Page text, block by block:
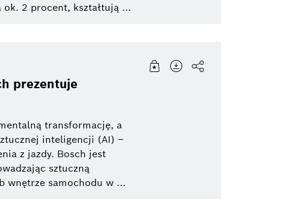
ok. 2 procent, kształtują ...
prezentuje
transformację, a
inteligencji (AI) –
z jazdy. Bosch jest
sztuczną
wnętrze samochodu w ...